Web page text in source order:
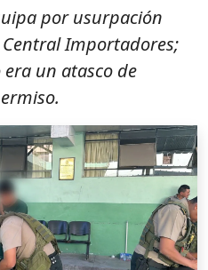
por usurpación
Importadores;
un atasco de